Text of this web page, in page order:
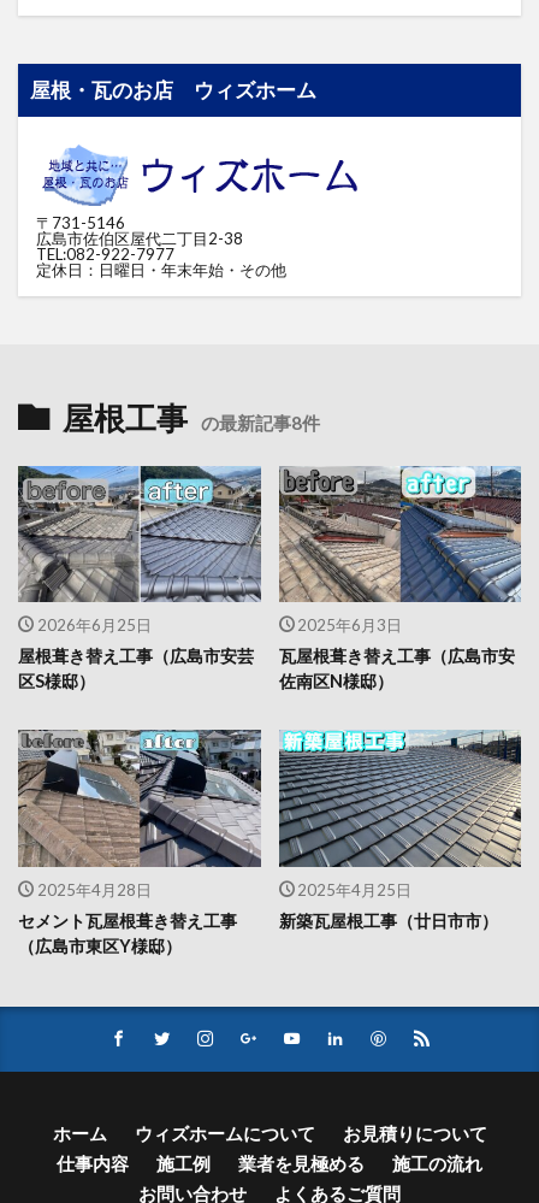
屋根・瓦のお店 ウィズホーム
〒731-5146
広島市佐伯区屋代二丁目2-38
TEL:082-922-7977
定休日：日曜日・年末年始・その他
屋根工事 の最新記事8件
2026年6月25日
屋根葺き替え工事（広島市安芸
区S様邸）
2025年6月3日
瓦屋根葺き替え工事（広島市安
佐南区N様邸）
2025年4月28日
セメント瓦屋根葺き替え工事
（広島市東区Y様邸）
2025年4月25日
新築瓦屋根工事（廿日市市）
ホーム ウィズホームについて
お見積りについて
仕事内容
施工例 業者を見極める
施工の流れ
お問い合わせ
よくあるご質問